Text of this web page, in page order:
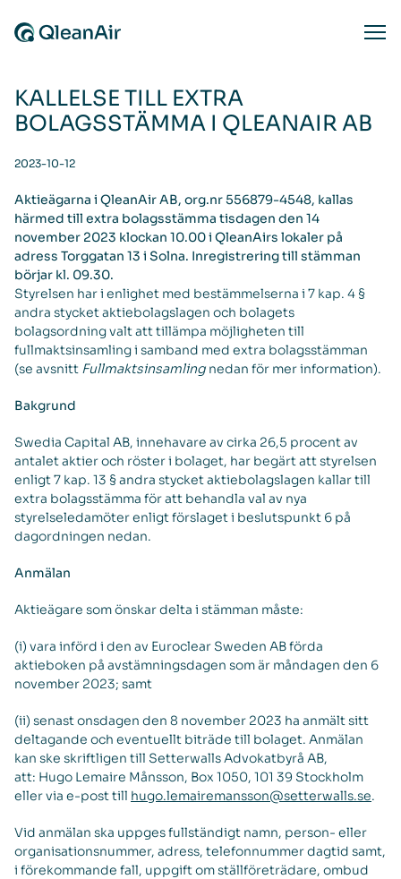
KALLELSE TILL EXTRA
BOLAGSSTÄMMA I QLEANAIR AB
2023-10-12
Aktieägarna i QleanAir AB, org.nr 556879-4548, kallas
härmed till extra bolagsstämma tisdagen den 14
november 2023 klockan 10.00 i QleanAirs lokaler på
adress Torggatan 13 i Solna. Inregistrering till stämman
börjar kl. 09.30.
Styrelsen har i enlighet med bestämmelserna i 7 kap. 4 §
andra stycket aktiebolagslagen och bolagets
bolagsordning valt att tillämpa möjligheten till
fullmaktsinsamling i samband med extra bolagsstämman
(se avsnitt Fullmaktsinsamlingnedan för mer information).
Bakgrund
Swedia Capital AB, innehavare av cirka 26,5 procent av
antalet aktier och röster i bolaget, har begärt att styrelsen
enligt 7 kap. 13 § andra stycket aktiebolagslagen kallar till
extra bolagsstämma för att behandla val av nya
styrelseledamöter enligt förslaget i beslutspunkt 6 på
dagordningen nedan.
Anmälan
Aktieägare som önskar delta i stämman måste:
(i) vara införd i den av Euroclear Sweden AB förda
aktieboken på avstämningsdagen som är måndagen den 6
november 2023; samt
(ii) senast onsdagen den 8 november 2023 ha anmält sitt
deltagande och eventuellt biträde till bolaget. Anmälan
kan ske skriftligen till Setterwalls Advokatbyrå AB,
att: Hugo Lemaire Månsson, Box 1050, 101 39 Stockholm
eller via e-post till hugo.lemairemansson@setterwalls.se.
Vid anmälan ska uppges fullständigt namn, person- eller
organisationsnummer, adress, telefonnummer dagtid samt,
i förekommande fall, uppgift om ställföreträdare, ombud